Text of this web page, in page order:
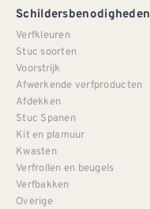
Schildersbenodigheden
Verfkleuren
Stuc soorten
Voorstrijk
Afwerkende verfproducten
Afdekken
Stuc Spanen
Kit en plamuur
Kwasten
Verfrollen en beugels
Verfbakken
Overige